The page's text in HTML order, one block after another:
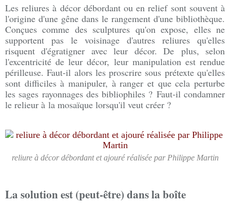
Les reliures à décor débordant ou en relief sont souvent à
l'origine d'une gêne dans le rangement d'une bibliothèque.
Conçues comme des sculptures qu'on expose, elles ne
supportent pas le voisinage d'autres reliures qu'elles
risquent d'égratigner avec leur décor. De plus, selon
l'excentricité de leur décor, leur manipulation est rendue
périlleuse. Faut-il alors les proscrire sous prétexte qu'elles
sont difficiles à manipuler, à ranger et que cela perturbe
les sages rayonnages des bibliophiles ? Faut-il condamner
le relieur à la mosaïque lorsqu'il veut créer ?
reliure à décor débordant et ajouré réalisée par Philippe Martin
La solution est (peut-être) dans la boîte